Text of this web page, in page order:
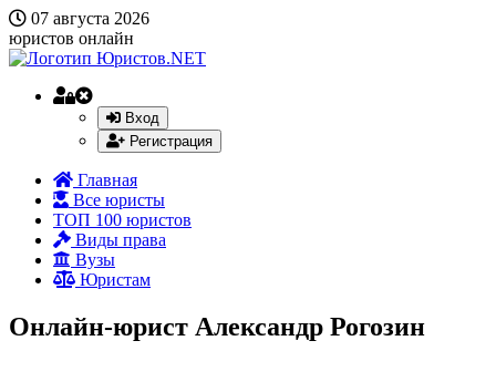
07 августа 2026
юристов онлайн
Вход
Регистрация
Главная
Все юристы
ТОП 100 юристов
Виды права
Вузы
Юристам
Онлайн-юрист Александр Рогозин